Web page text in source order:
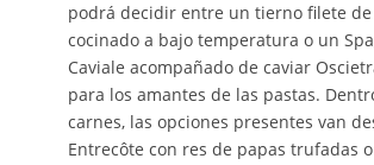
podrá decidir entre un tierno filete
cocinado a bajo temperatura o un
Caviale acompañado de caviar
para los amantes de las pastas.
carnes, las opciones presentes van
Entrecôte con res de papas trufadas